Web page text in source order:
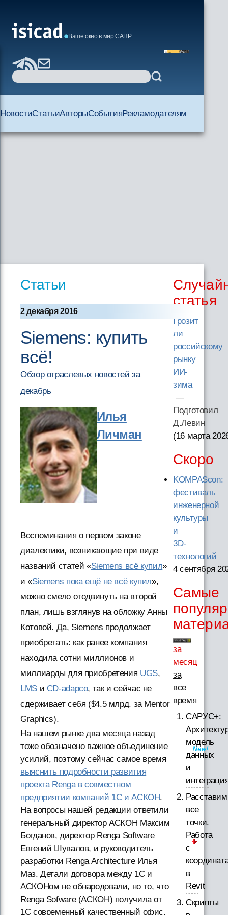
Ваше окно в мир САПР
НовостиСтатьиАвторыСобытияРекламодателям
Статьи
2 декабря 2016
Siemens: купить
всё!
Обзор отраслевых новостей за
декабрь
Илья
Личман
Воспоминания о первом законе
диалектики, возникающие при виде
названий статей «Siemens всё купил»
и «Siemens пока ещё не всё купил»,
можно смело отодвинуть на второй
план, лишь взглянув на обложку Анны
Котовой. Да, Siemens продолжает
приобретать: как ранее компания
находила сотни миллионов и
миллиарды для приобретения UGS,
LMSи CD-adapco, так и сейчас не
сдерживает себя ($4.5 млрд. за Mentor
Graphics).
На нашем рынке два месяца назад
тоже обозначено важное объединение
усилий, поэтому сейчас самое время
выяснить подробности развития
проекта Renga в совместном
предприятии компаний 1С и АСКОН.
На вопросы нашей редакции ответили
генеральный директор АСКОН Максим
Богданов, директор Renga Software
Евгений Шувалов, и руководитель
разработки Renga Architecture Илья
Маз. Детали договора между 1С и
АСКОНом не обнародовали, но то, что
Renga Sofware (АСКОН) получила от
1С современный качественный офис,
статья
Грозит
ли
российскому
рынку
ИИ-
зима
—
Подготовил
Д.Левин
(16 марта
Скоро
KOMPAScon:
фестиваль
инженерной
культуры
и
3D-
технологий
4 сентября
Самые
за
месяц
за
все
время
САРУС+:
модель
данных
и
Расставим
все
точки.
Работа
с
в
Revit
Скрипты